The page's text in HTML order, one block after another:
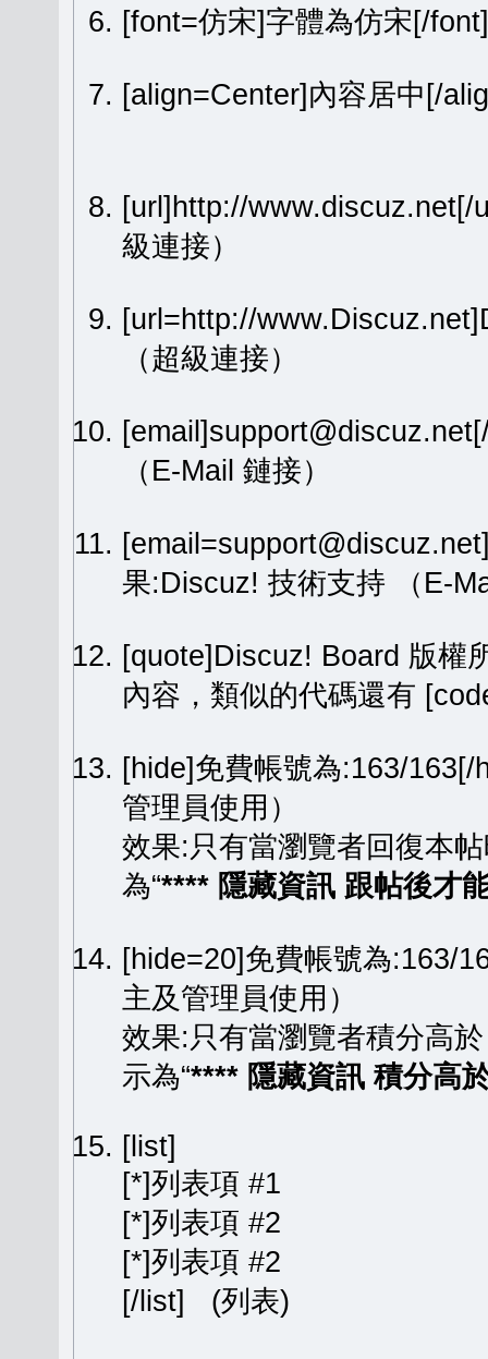
[font=仿宋]字體為仿宋[/
[align=Center]內容居中[/
[url]http://
級連接）
[url=http://
（超級連接）
（E-Mail 鏈接）
果:Discuz! 技術支持 （E-
[quote]Discuz! Board 版
內容，類似的代碼還有
[hide]免費帳號為:163/
管理員使用）
效果:只有當瀏覽者回復本
為“**** 隱藏資訊 跟帖後才
[hide=20]免費帳號為:163/
主及管理員使用）
效果:只有當瀏覽者積分高
示為“**** 隱藏資訊 積分高
[list]
[*]列表項 #1
[*]列表項 #2
[*]列表項 #2
[/list] (列表)